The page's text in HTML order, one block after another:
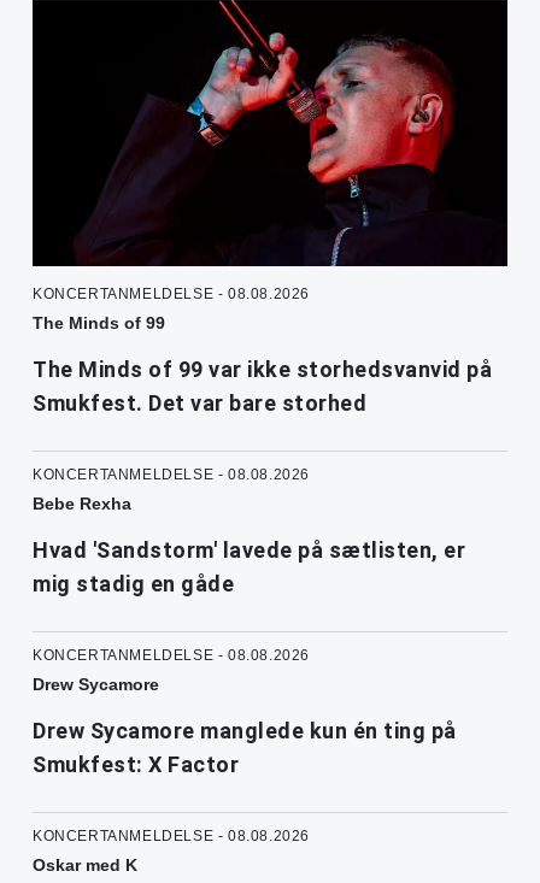
KONCERTANMELDELSE - 08.08.2026
The Minds of 99
The Minds of 99 var ikke storhedsvanvid på
Smukfest. Det var bare storhed
KONCERTANMELDELSE - 08.08.2026
Bebe Rexha
Hvad 'Sandstorm' lavede på sætlisten, er
mig stadig en gåde
KONCERTANMELDELSE - 08.08.2026
Drew Sycamore
Drew Sycamore manglede kun én ting på
Smukfest: X Factor
KONCERTANMELDELSE - 08.08.2026
Oskar med K